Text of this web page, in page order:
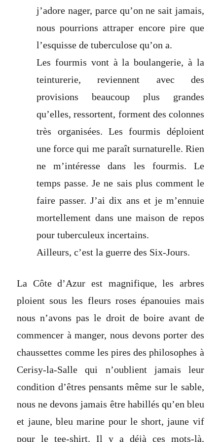
j’adore nager, parce qu’on ne sait jamais,
nous pourrions attraper encore pire que
l’esquisse de tuberculose qu’on a.
Les fourmis vont à la boulangerie, à la
teinturerie, reviennent avec des
provisions beaucoup plus grandes
qu’elles, ressortent, forment des colonnes
très organisées. Les fourmis déploient
une force qui me paraît surnaturelle. Rien
ne m’intéresse dans les fourmis. Le
temps passe. Je ne sais plus comment le
faire passer. J’ai dix ans et je m’ennuie
mortellement dans une maison de repos
pour tuberculeux incertains.
Ailleurs, c’est la guerre des Six-Jours.
La Côte d’Azur est magnifique, les arbres
ploient sous les fleurs roses épanouies mais
nous n’avons pas le droit de boire avant de
commencer à manger, nous devons porter des
chaussettes comme les pires des philosophes à
Cerisy-la-Salle qui n’oublient jamais leur
condition d’êtres pensants même sur le sable,
nous ne devons jamais être habillés qu’en bleu
et jaune, bleu marine pour le short, jaune vif
pour le tee-shirt. Il y a déjà ces mots-là,